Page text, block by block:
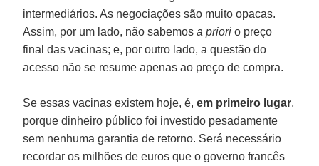
intermediários. As negociações são muito opacas.
Assim, por um lado, não sabemosa priori o preço
final das vacinas; e, por outro lado, a questão do
acesso não se resume apenas ao preço de compra.
Se essas vacinas existem hoje, é,em primeiro lugar,
porque dinheiro público foi investido pesadamente
sem nenhuma garantia de retorno. Será necessário
recordar os milhões de euros que o governo francês